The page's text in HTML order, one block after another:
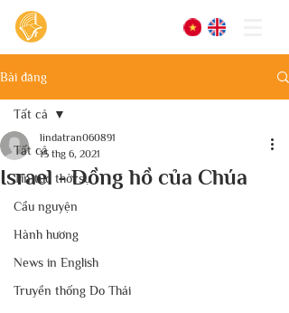
Bài đăng
Tất cả
Tin tức thời sự
Cầu nguyện
Hành hương
News in English
Truyền thống Do Thái
Tất cả
Israel - Đồng hồ của Chúa
lindatran060891
15 thg 6, 2021